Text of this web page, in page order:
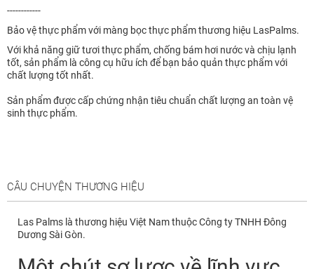
------------
Bảo vệ thực phẩm với màng bọc thực phẩm thương hiệu LasPalms.
Với khả năng giữ tươi thực phẩm, chống bám hơi nước và chịu lạnh
tốt, sản phẩm là công cụ hữu ích để bạn bảo quản thực phẩm với
chất lượng tốt nhất.
Sản phẩm được cấp chứng nhận tiêu chuẩn chất lượng an toàn vệ
sinh thực phẩm.
CÂU CHUYỆN THƯƠNG HIỆU
Las Palms là thương hiệu Việt Nam thuộc Công ty TNHH Đông
Dương Sài Gòn.